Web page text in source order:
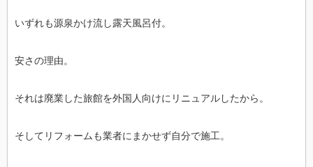
いずれも源泉かけ流し露天風呂付。
安さの理由。
それは廃業した旅館を外国人向けにリニュアルしたから。
そしてリフォームも業者にまかせず自分で施工。